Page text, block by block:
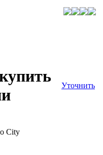
Уточнить
City